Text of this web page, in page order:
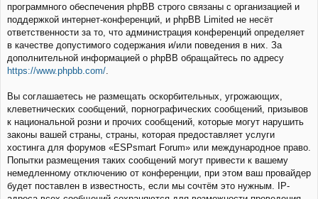
программного обеспечения phpBB строго связаны с организацией и
поддержкой интернет-конференций, и phpBB Limited не несёт
ответственности за то, что администрация конференций определяет
в качестве допустимого содержания и/или поведения в них. За
дополнительной информацией о phpBB обращайтесь по адресу
https://www.phpbb.com/
Вы соглашаетесь не размещать оскорбительных, угрожающих,
клеветнических сообщений, порнографических сообщений, призывов
к национальной розни и прочих сообщений, которые могут нарушить
законы вашей страны, страны, которая предоставляет услуги
хостинга для форумов «ESPsmart Forum» или международное право.
Попытки размещения таких сообщений могут привести к вашему
немедленному отключению от конференции, при этом ваш провайдер
будет поставлен в известность, если мы сочтём это нужным. IP-